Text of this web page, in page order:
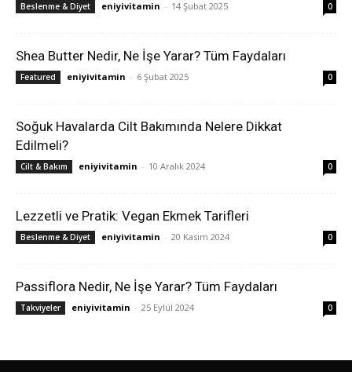
Beslenme & Diyet eniyivitamin - 14 Şubat 2025 0
Shea Butter Nedir, Ne İşe Yarar? Tüm Faydaları
Featured eniyivitamin - 6 Şubat 2025 0
Soğuk Havalarda Cilt Bakımında Nelere Dikkat
Edilmeli?
Cilt & Bakım eniyivitamin - 10 Aralık 2024 0
Lezzetli ve Pratik: Vegan Ekmek Tarifleri
Beslenme & Diyet eniyivitamin - 20 Kasım 2024 0
Passiflora Nedir, Ne İşe Yarar? Tüm Faydaları
Takviyeler eniyivitamin - 25 Eylül 2024 0